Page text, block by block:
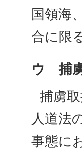
国領海
合に限
ウ 捕
捕虜
人道法
事態に